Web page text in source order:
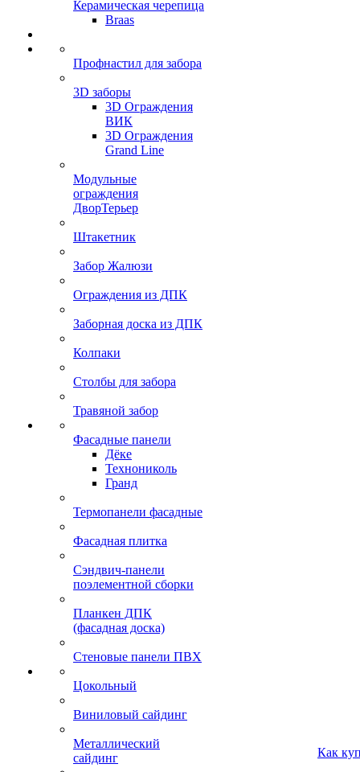
Керамическая черепица
Braas
Профнастил для забора
3D заборы
3D Ограждения
ВИК
3D Ограждения
Grand Line
Модульные
ограждения
ДворТерьер
Штакетник
Забор Жалюзи
Ограждения из ДПК
Заборная доска из ДПК
Колпаки
Столбы для забора
Травяной забор
Фасадные панели
Дёке
Технониколь
Гранд
Термопанели фасадные
Фасадная плитка
Сэндвич-панели
поэлементной сборки
Планкен ДПК
(фасадная доска)
Стеновые панели ПВХ
Цокольный
Виниловый сайдинг
Металлический
сайдинг
Как